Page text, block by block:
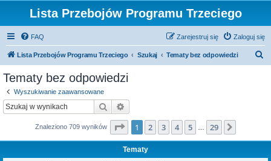
Lista Przebojów Programu Trzeciego
FAQ Zaloguj się
Zarejestruj się
Lista Przebojów Programu Trzeciego Szukaj Tematy bez odpowiedzi
Tematy bez odpowiedzi
Wyszukiwanie zaawansowane
Szukaj
Znaleziono 709 wyników Strona z29
1 2 3 4 5 29
Tematy